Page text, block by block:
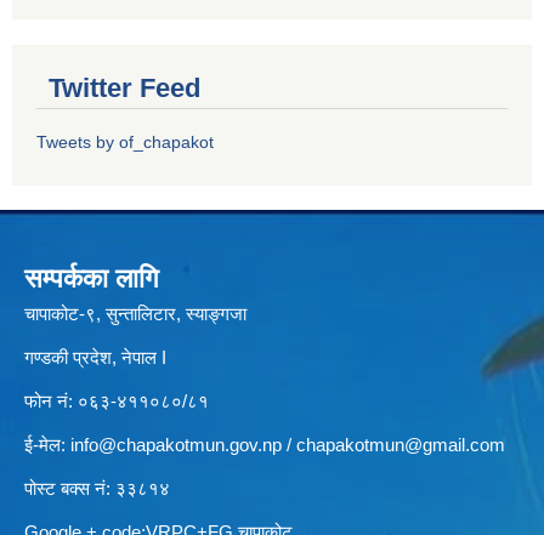
Twitter Feed
Tweets by of_chapakot
सम्पर्कका लागि
चापाकोट-९, सुन्तालिटार, स्याङ्गजा
गण्डकी प्रदेश, नेपाल I
फोन नं: ०६३-४११०८०/८१
ई-मेल: info@chapakotmun.gov.np / chapakotmun@gmail.com
पोस्ट बक्स नं: ३३८१४